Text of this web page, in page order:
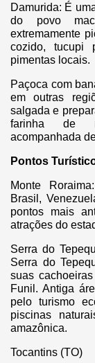
Damurida: É
do povo
extremamente
cozido, tucupi
pimentas locais.
Paçoca com
em outras
salgada e
farinha de
acompanhada
Pontos
Monte
Brasil,
pontos mais
atrações do
Serra do
Serra do
suas
Funil. Antiga
pelo turismo
piscinas
amazônica.
Tocantins (TO)